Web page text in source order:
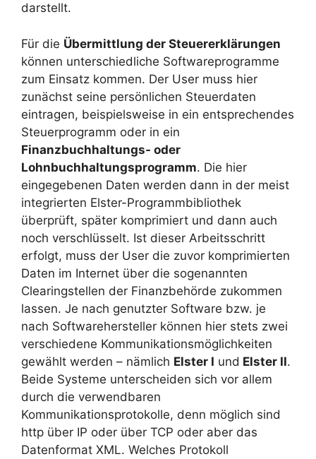
darstellt.
Für die Übermittlung der Steuererklärungen
können unterschiedliche Softwareprogramme
zum Einsatz kommen. Der User muss hier
zunächst seine persönlichen Steuerdaten
eintragen, beispielsweise in ein entsprechendes
Steuerprogramm oder in ein
Finanzbuchhaltungs- oder
Lohnbuchhaltungsprogramm. Die hier
eingegebenen Daten werden dann in der meist
integrierten Elster-Programmbibliothek
überprüft, später komprimiert und dann auch
noch verschlüsselt. Ist dieser Arbeitsschritt
erfolgt, muss der User die zuvor komprimierten
Daten im Internet über die sogenannten
Clearingstellen der Finanzbehörde zukommen
lassen. Je nach genutzter Software bzw. je
nach Softwarehersteller können hier stets zwei
verschiedene Kommunikationsmöglichkeiten
gewählt werden – nämlich Elster I und Elster II.
Beide Systeme unterscheiden sich vor allem
durch die verwendbaren
Kommunikationsprotokolle, denn möglich sind
http über IP oder über TCP oder aber das
Datenformat XML. Welches Protokoll